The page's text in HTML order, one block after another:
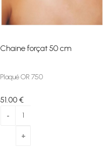
Chaine forçat 50 cm
Plaqué OR 750
51 .00 €